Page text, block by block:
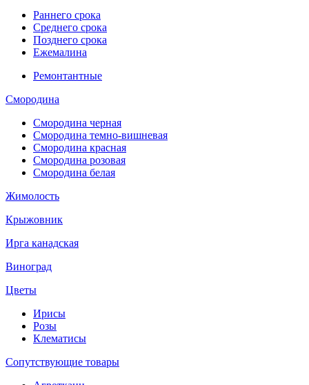
Раннего срока
Среднего срока
Позднего срока
Ежемалина
Ремонтантные
Смородина
Смородина черная
Смородина темно-вишневая
Смородина красная
Смородина розовая
Смородина белая
Жимолость
Крыжовник
Ирга канадская
Виноград
Цветы
Ирисы
Розы
Клематисы
Сопутствующие товары